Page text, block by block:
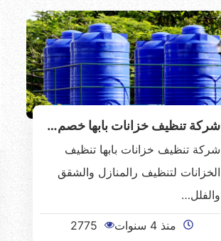
شركة تنظيف خزانات بابها خصم…
شركة تنظيف خزانات بابها تنظيف
الخزانات لتنظيف رالمنازل والشقق
والفلل…
منذ 4 سنوات 2775